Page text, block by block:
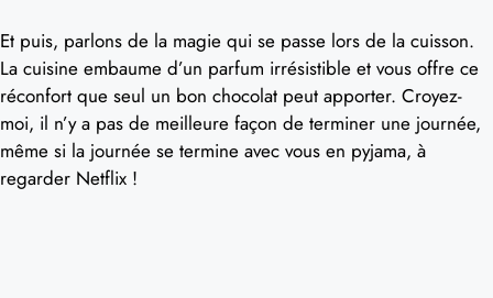
Et puis, parlons de la magie qui se passe lors de la cuisson.
La cuisine embaume d’un parfum irrésistible et vous offre ce
réconfort que seul un bon chocolat peut apporter. Croyez-
moi, il n’y a pas de meilleure façon de terminer une journée,
même si la journée se termine avec vous en pyjama, à
regarder Netflix !